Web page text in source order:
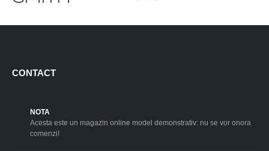
CONTACT
NOTA
Acesta este un magazin online model demonstrativ: nu se vor onora
comenzi!